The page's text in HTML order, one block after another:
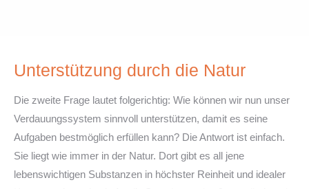
Unterstützung durch die Natur
Die zweite Frage lautet folgerichtig: Wie können wir nun unser
Verdauungssystem sinnvoll unterstützen, damit es seine
Aufgaben bestmöglich erfüllen kann? Die Antwort ist einfach.
Sie liegt wie immer in der Natur. Dort gibt es all jene
lebenswichtigen Substanzen in höchster Reinheit und idealer